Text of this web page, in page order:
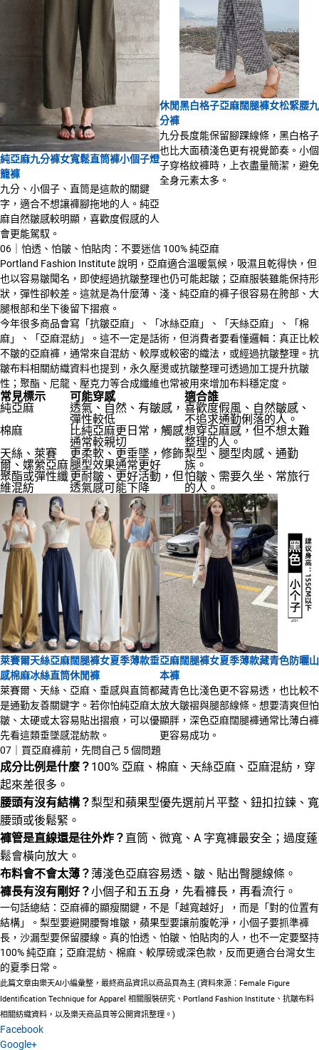
純亞麻九分褲女寬鬆直筒褲小個子燈
籠褲
九分、小個子、直筒是這款的關鍵
字，適合不想讓褲腳拖地的人。純亞
麻自然皺感較明顯，喜歡度假感的人
會更能駕馭。
休閒黑白格子亞麻闊腿褲女松緊腰九
分褲
九分長度能保留腳踝線條，黑白格子
也比大面積淺色更有視覺節奏。小個
子穿格紋褲時，上衣盡量簡潔，避免
全身元素太多。
06｜怕透、怕皺、怕貼肉：不要迷信 100% 純亞麻
Portland Fashion Institute 說明，亞麻適合溫暖氣候，吸濕且乾得快，但
也以容易皺聞名，即使經過抗皺整理也仍可能起皺；亞麻服裝雖能保持形
狀，彈性卻較差。這就是為什麼薄、淺、純亞麻的褲子很容易在胯部、大
腿根部和坐下後留下摺痕。
今年很多商品會寫「抗皺亞麻」、「冰絲亞麻」、「天絲亞麻」、「棉
麻」、「亞麻混紡」。這不一定是話術，但消費者要看懂邏輯：真正比較
不皺的亞麻褲，通常來自混紡、較厚或較密的織法，或經過抗皺整理。抗
皺布料相關紡織資料也提到，永久壓燙或抗皺整理可透過加工提升抗皺
性；聚酯、尼龍、壓克力等合成纖維也常被用來增加布料穩定度。
常見標示 可能穿感
適合誰
純亞麻
透氣、自然、有皺感，
彈性較低
喜歡度假風、自然皺感、
不追求通勤俐落的人。
棉麻
比純亞麻更日常，觸感
通常較親切
想穿亞麻感，但不想太難
整理的人。
天絲、萊賽
爾、嫘縈亞麻
更柔軟、更垂墜，修飾
腿型效果通常更好
梨型、腿型肉感、通勤
族。
聚酯或彈性纖
維混紡
更耐皺、更好活動，但
透氣感可能下降
怕皺、需要久坐、常旅行
的人。
萊賽爾天絲亞麻闊腿褲女夏季薄款垂
感棉麻冰絲直筒休閒褲
萊賽爾、天絲、亞麻、垂感與直筒都
是通勤友善關鍵字。若你怕純亞麻太
皺、太硬或太容易貼出摺痕，可以優
先看這類垂墜感混紡款。
亞麻闊腿褲女夏季薄款藏青色防曬山
本褲
藏青色比淺色更不容易透，也比較不
放大皺褶與腿部線條。想要清爽但怕
顯胖，深色亞麻闊腿褲通常比薄白褲
更容易成功。
07｜買亞麻褲前，先問自己 5 個問題
成分比例是什麼？ 100% 亞麻、棉麻、天絲亞麻、亞麻混紡，穿
起來差很多。
腰頭有沒有結構？梨型和蘋果型優先選前片平整、鈕扣拉鍊、寬
腰頭或後鬆緊。
褲管是直線還是往外炸？ 直筒、微寬、A 字寬褲最安全；過度蓬
鬆會橫向放大。
布料會不會太薄？薄淺色亞麻容易透、皺、貼出臀腿線條。
褲長有沒有剛好？小個子和五五身，先看褲長，再看流行。
一句話總結：亞麻褲的顯瘦關鍵，不是「越寬越好」，而是「對的位置有
結構」。梨型要避開腰臀堆皺，蘋果型要讓前腹乾淨，小個子要抓準褲
長，沙漏型要保留腰線。真的怕透、怕皺、怕貼肉的人，也不一定要堅持
100% 純亞麻；亞麻混紡、棉麻、較厚磅或深色款，反而更適合台灣女生
的夏季日常。
此篇文章由樂天AI小編彙整，最終商品資訊以商品頁為主 (資料來源：Female Figure
Identification Technique for Apparel 相關服裝研究、Portland Fashion Institute、抗皺布料
相關紡織資料，以及樂天商品頁等公開資訊整理。)
Facebook
Google+